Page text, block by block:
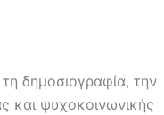
δημοσιογραφία, την
και ψυχοκοινωνικής